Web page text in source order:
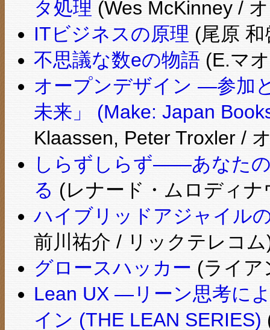
タ処理 (Wes McKinney /
ITビジネスの原理 (尾原
不思議な数eの物語 (E.マ
オープンデザイン ―参加
未来」 (Make: Japan
Klaassen, Peter Troxler /
しらずしらず――あなた
る (レナード・ムロディ
ハイブリッドアジャイル
前川祐介 / リックテレコ
グロースハッカー (ライア
Lean UX ―リーン思考に
イン (THE LEAN SERIES)